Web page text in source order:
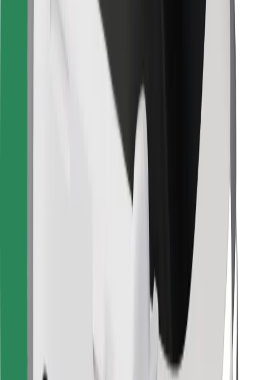
Informasjonskapsler
Få en tur på minutter!
Last ned Bolt-appen
Finn yndlingsmaten din!
Last ned Bolt Food-appen